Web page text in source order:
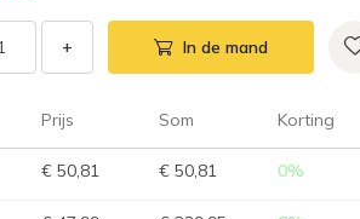
+ In de mand
Prijs Som Korting
€ 50,81 € 50,81 0%